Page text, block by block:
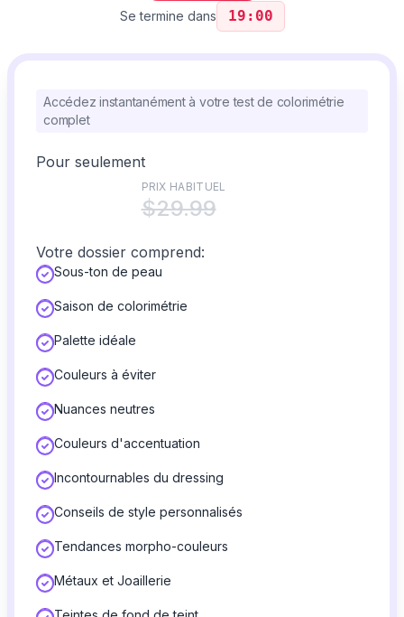
Se termine dans
19:00
Accédez instantanément à votre test de colorimétrie
complet
Pour seulement
PRIX HABITUEL
$29.99
Votre dossier comprend:
Sous-ton de peau
Saison de colorimétrie
Palette idéale
Couleurs à éviter
Nuances neutres
Couleurs d'accentuation
Incontournables du dressing
Conseils de style personnalisés
Tendances morpho-couleurs
Métaux et Joaillerie